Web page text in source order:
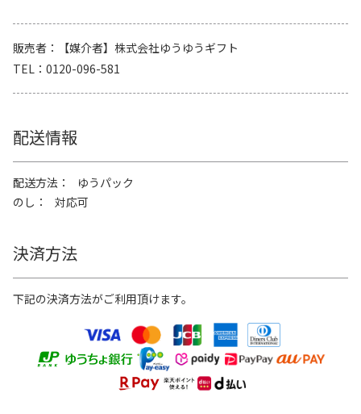
販売者
【媒介者】株式会社ゆうゆうギフト
TEL
0120-096-581
配送情報
配送方法
ゆうパック
のし
対応可
決済方法
下記の決済方法がご利用頂けます。